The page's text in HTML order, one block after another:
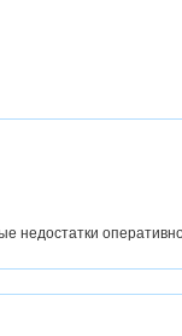
недостатки